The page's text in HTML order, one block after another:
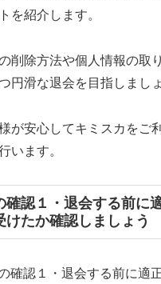
を紹介します。
削除方法や個人情報の取
円滑な退会を目指しましょ
が安心してキミスカをご
います。
確認１・退会する前に
けたか確認しましょう
確認１・退会する前に適